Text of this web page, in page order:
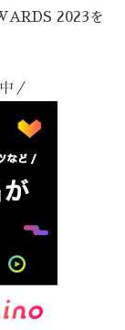
2023を
／